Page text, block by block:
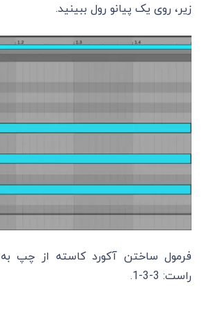
زیر، روی یک پیانو رول ببینید.
فرمول ساختن آکورد کاسته از چپ به
راست: 3-3-1.